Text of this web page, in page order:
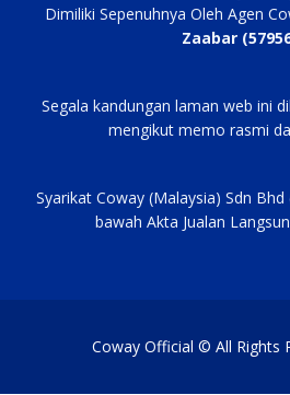
Dimiliki Sepenuhnya Oleh Agen
Zaabar
Segala kandungan laman web ini
mengikut memo rasmi
Syarikat Coway (Malaysia) Sdn
bawah Akta Jualan
Coway Official © All Rights